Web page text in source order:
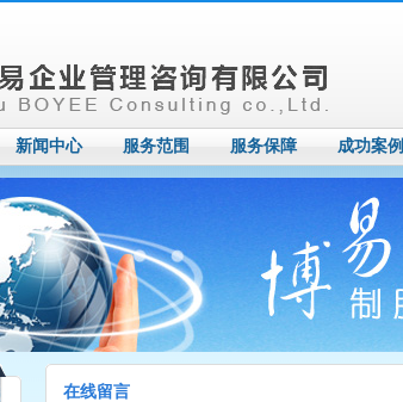
新闻中心 服务范围 服务保障 成功案例
在线留言